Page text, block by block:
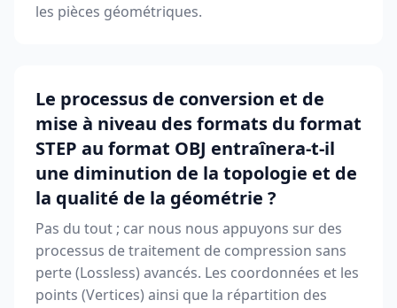
les pièces géométriques.
Le processus de conversion et de
mise à niveau des formats du format
STEP au format OBJ entraînera-t-il
une diminution de la topologie et de
la qualité de la géométrie ?
Pas du tout ; car nous nous appuyons sur des
processus de traitement de compression sans
perte (Lossless) avancés. Les coordonnées et les
points (Vertices) ainsi que la répartition des